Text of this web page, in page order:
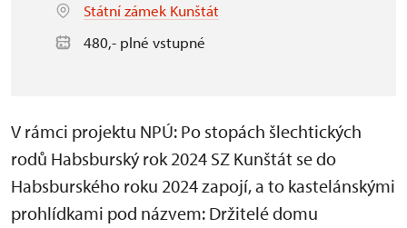
Státní zámek Kunštát
480,- plné vstupné
V rámci projektu NPÚ: Po stopách šlechtických
rodů Habsburský rok 2024 SZ Kunštát se do
Habsburského roku 2024 zapojí, a to kastelánskými
prohlídkami pod názvem: Držitelé domu